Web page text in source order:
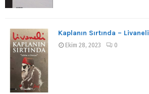
Kaplanın Sırtında – Livaneli
Ekim 28, 2023 0